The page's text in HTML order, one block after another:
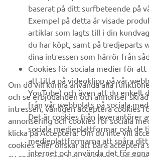
FAQ & SUPPORT
NYHETSBREV
Bli först att ta del av de senaste
nyheterna och mycket mer
PRENUMERERA
Läs vår integritetspolicy för att ta reda på
baserat på ditt surfbeteende på
Exempel på detta är visade
artiklar som lagts till i din
du har köpt, samt på tredjeparts
dina intressen som härrör från
Cookies för sociala medier för
att titta på videoklipp på vår
YouTube) och även att du enkelt
från vår webbplats på sociala
Det är cookies från leverantörer
sociala medieplattformar och de
medieplattformarna att spåra
internet och använda det för
Om du vill kunna använda alla
och se erbjudanden och annonser
intressen, vänligen acceptera cookies
annonsering och cookies för sociala
klicka på Acceptera. Om du inte vill
cookies eller önskar att bara acceptera